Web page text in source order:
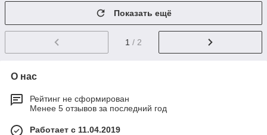
Показать ещё
1 / 2
О нас
Рейтинг не сформирован
Менее 5 отзывов за последний год
Работает с 11.04.2019